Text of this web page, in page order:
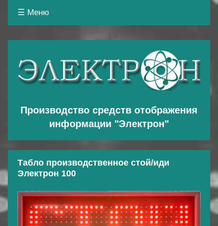
Основная
☰ Меню
Производство средств отображения
информации "Электрон"
Табло производственное стой/иди
Электрон 100